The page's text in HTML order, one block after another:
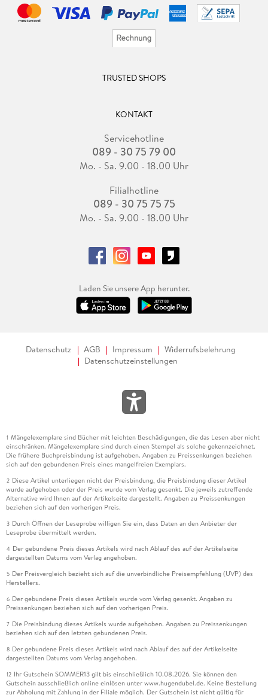
TRUSTED SHOPS
KONTAKT
Servicehotline
089 - 30 75 79 00
Mo. - Sa. 9.00 - 18.00 Uhr
Filialhotline
089 - 30 75 75 75
Mo. - Sa. 9.00 - 18.00 Uhr
Laden Sie unsere App herunter.
Datenschutz AGB Impressum
Widerrufsbelehrung
Datenschutzeinstellungen
1 Mängelexemplare sind Bücher mit leichten Beschädigungen, die das Lesen aber nicht
einschränken. Mängelexemplare sind durch einen Stempel als solche gekennzeichnet.
Die frühere Buchpreisbindung ist aufgehoben. Angaben zu Preissenkungen beziehen
sich auf den gebundenen Preis eines mangelfreien Exemplars.
2 Diese Artikel unterliegen nicht der Preisbindung, die Preisbindung dieser Artikel
wurde aufgehoben oder der Preis wurde vom Verlag gesenkt. Die jeweils zutreffende
Alternative wird Ihnen auf der Artikelseite dargestellt. Angaben zu Preissenkungen
beziehen sich auf den vorherigen Preis.
3 Durch Öffnen der Leseprobe willigen Sie ein, dass Daten an den Anbieter der
Leseprobe übermittelt werden.
4 Der gebundene Preis dieses Artikels wird nach Ablauf des auf der Artikelseite
dargestellten Datums vom Verlag angehoben.
5 Der Preisvergleich bezieht sich auf die unverbindliche Preisempfehlung (UVP) des
Herstellers.
6 Der gebundene Preis dieses Artikels wurde vom Verlag gesenkt. Angaben zu
Preissenkungen beziehen sich auf den vorherigen Preis.
7 Die Preisbindung dieses Artikels wurde aufgehoben. Angaben zu Preissenkungen
beziehen sich auf den letzten gebundenen Preis.
8 Der gebundene Preis dieses Artikels wird nach Ablauf des auf der Artikelseite
dargestellten Datums vom Verlag angehoben.
12 Ihr Gutschein SOMMER13 gilt bis einschließlich 10.08.2026. Sie können den
Gutschein ausschließlich online einlösen unter www.hugendubel.de. Keine Bestellung
zur Abholung mit Zahlung in der Filiale möglich. Der Gutschein ist nicht gültig für